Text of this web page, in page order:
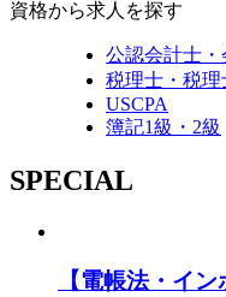
資格から求人を探す
公認会計士
税理士・税理
USCPA
簿記1級・2級
SPECIAL
【電帳法・イ